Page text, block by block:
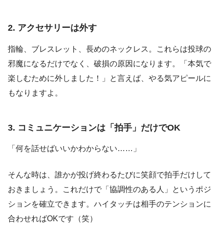
2. アクセサリーは外す
指輪、ブレスレット、長めのネックレス。これらは投球の
邪魔になるだけでなく、破損の原因になります。「本気で
楽しむために外しました！」と言えば、やる気アピールに
もなりますよ。
3. コミュニケーションは「拍手」だけでOK
「何を話せばいいかわからない……」
そんな時は、誰かが投げ終わるたびに笑顔で拍手だけして
おきましょう。これだけで「協調性のある人」というポジ
ションを確立できます。ハイタッチは相手のテンションに
合わせればOKです（笑）